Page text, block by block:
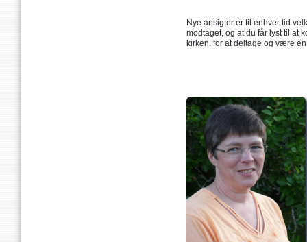
Nye ansigter er til enhver tid
modtaget, og at du får lyst til at
kirken, for at deltage og være